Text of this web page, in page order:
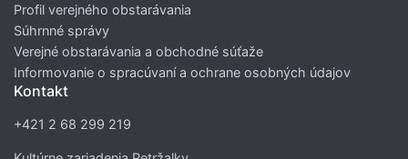
Profil verejného obstarávania
Súhrnné správy
Verejné obstarávania a obchodné súťaže
Informovanie o spracúvaní a ochrane osobných údajov
Kontakt
+421 2 68 299 219